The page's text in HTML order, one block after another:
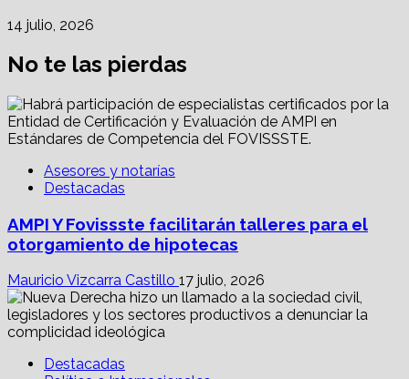
14 julio, 2026
No te las pierdas
Asesores y notarías
Destacadas
AMPI Y Fovissste facilitarán talleres para el
otorgamiento de hipotecas
Mauricio Vizcarra Castillo 17 julio, 2026
Destacadas